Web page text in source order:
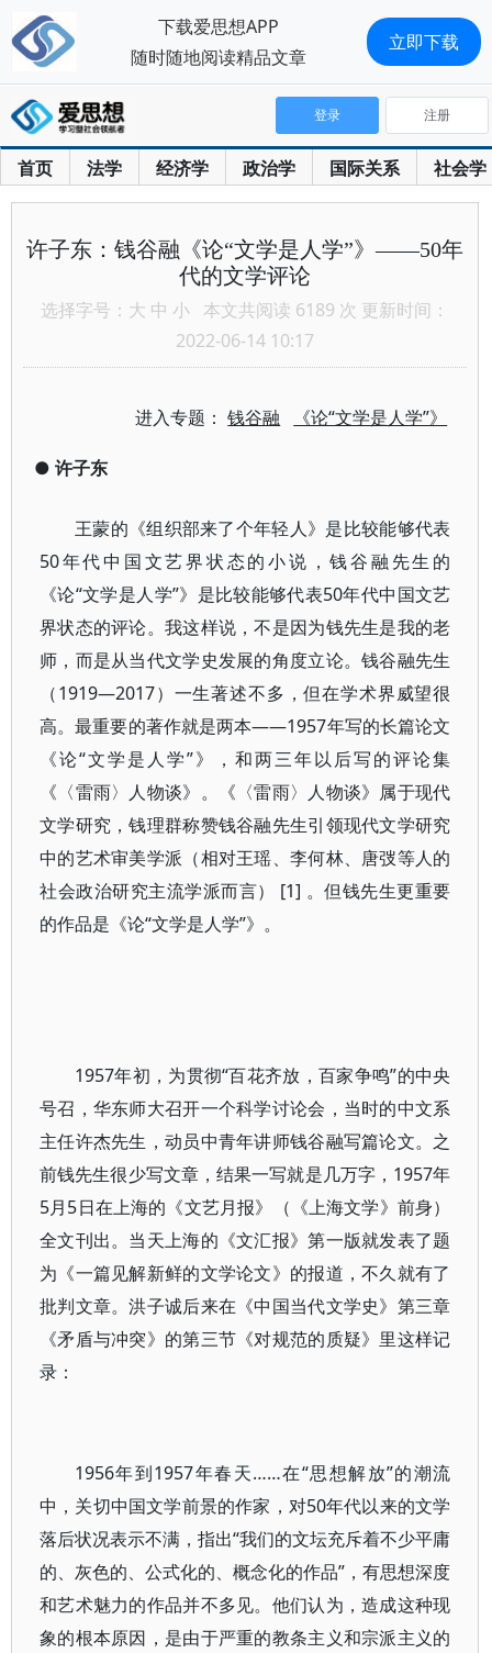
首页 法学 经济学 政治学 国际关系 社会学
登录 注册
许子东：钱谷融《论“文学是人学”》——50年
代的文学评论
选择字号： 大 中 小 本文共阅读 6189 次 更新时间：
2022-06-14 10:17
进入专题：钱谷融 《论“文学是人学”》
● 许子东
王蒙的《组织部来了个年轻人》是比较能够代表
50年代中国文艺界状态的小说，钱谷融先生的
《论“文学是人学”》是比较能够代表50年代中国文艺
界状态的评论。我这样说，不是因为钱先生是我的老
师，而是从当代文学史发展的角度立论。钱谷融先生
（1919—2017）一生著述不多，但在学术界威望很
高。最重要的著作就是两本——1957年写的长篇论文
《论“文学是人学”》，和两三年以后写的评论集
《〈雷雨〉人物谈》。《〈雷雨〉人物谈》属于现代
文学研究，钱理群称赞钱谷融先生引领现代文学研究
中的艺术审美学派（相对王瑶、李何林、唐弢等人的
社会政治研究主流学派而言） [1] 。但钱先生更重要
的作品是《论“文学是人学”》。
1957年初，为贯彻“百花齐放，百家争鸣”的中央
号召，华东师大召开一个科学讨论会，当时的中文系
主任许杰先生，动员中青年讲师钱谷融写篇论文。之
前钱先生很少写文章，结果一写就是几万字，1957年
5月5日在上海的《文艺月报》（《上海文学》前身）
全文刊出。当天上海的《文汇报》第一版就发表了题
为《一篇见解新鲜的文学论文》的报道，不久就有了
批判文章。洪子诚后来在《中国当代文学史》第三章
《矛盾与冲突》的第三节《对规范的质疑》里这样记
录：
1956年到1957年春天……在“思想解放”的潮流
中，关切中国文学前景的作家，对50年代以来的文学
落后状况表示不满，指出“我们的文坛充斥着不少平庸
的、灰色的、公式化的、概念化的作品”，有思想深度
和艺术魅力的作品并不多见。他们认为，造成这种现
象的根本原因，是由于严重的教条主义和宗派主义的
下载爱思想APP
随时随地阅读精品文章
立即下载